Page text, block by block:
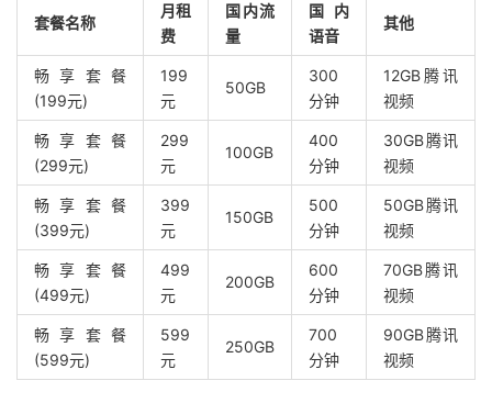
套餐名称
月租
费
国内流
量
国内
语音
其他
畅享套餐
(199元)
199
元
50GB
300
分钟
12GB腾讯
视频
畅享套餐
(299元)
299
元
100GB
400
分钟
30GB腾讯
视频
畅享套餐
(399元)
399
元
150GB
500
分钟
50GB腾讯
视频
畅享套餐
(499元)
499
元
200GB
600
分钟
70GB腾讯
视频
畅享套餐
(599元)
599
元
250GB
700
分钟
90GB腾讯
视频